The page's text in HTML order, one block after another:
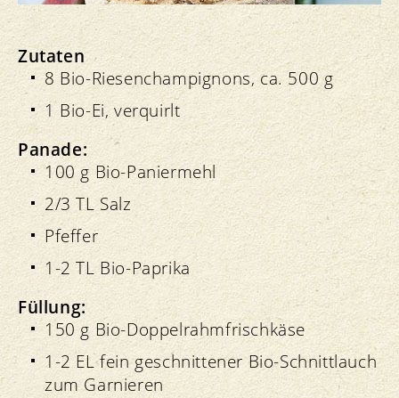
Zutaten
8 Bio-Riesenchampignons, ca. 500 g
1 Bio-Ei, verquirlt
Panade:
100 g Bio-Paniermehl
2/3 TL Salz
Pfeffer
1-2 TL Bio-Paprika
Füllung:
150 g Bio-Doppelrahmfrischkäse
1-2 EL fein geschnittener Bio-Schnittlauch
zum Garnieren